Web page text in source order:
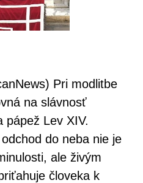
Pri modlitbe
na slávnosť
pápež Lev XIV.
do neba nie je
ale živým
človeka k